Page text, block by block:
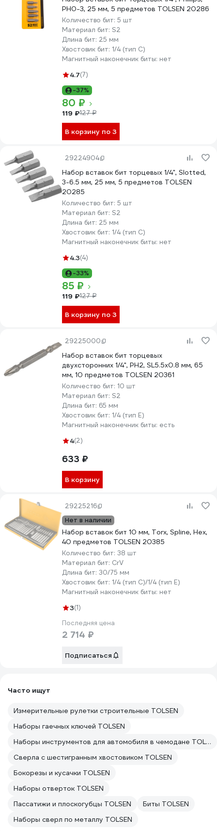
PH0-3, 25 мм, 5 предметов TOLSEN 20286
Количество бит: 5 шт
Материал бит: S2
Длина бит: 25 мм
Хвостовик бит: 1/4 (тип С)
Магнитный наконечник биты: нет
4.7(7)
-37%
80 ₽
119 ₽127 ₽
В корзину по 3
29224904
Набор вставок бит торцевых 1/4", Slotted,
3-6.5 мм, 25 мм, 5 предметов TOLSEN
20285
Количество бит: 5 шт
Материал бит: S2
Длина бит: 25 мм
Хвостовик бит: 1/4 (тип С)
Магнитный наконечник биты: нет
4.3(4)
-33%
85 ₽
119 ₽127 ₽
В корзину по 3
29225000
Набор вставок бит торцевых
двухсторонних 1/4", PH2, SL5.5x0.8 мм, 65
мм, 10 предметов TOLSEN 20361
Количество бит: 10 шт
Материал бит: S2
Длина бит: 65 мм
Хвостовик бит: 1/4 (тип Е)
Магнитный наконечник биты: есть
4(2)
633 ₽
В корзину
29225216
Нет в наличии
Набор вставок бит 10 мм, Torx, Spline, Hex,
40 предметов TOLSEN 20385
Количество бит: 38 шт
Материал бит: CrV
Длина бит: 30/75 мм
Хвостовик бит: 1/4 (тип С)/1/4 (тип Е)
Магнитный наконечник биты: нет
3(1)
Последняя цена
2 714 ₽
Подписаться
Часто ищут
Измерительные рулетки строительные TOLSEN
Наборы гаечных ключей TOLSEN
Наборы инструментов для автомобиля в чемодане TOLSEN
Сверла с шестигранным хвостовиком TOLSEN
Бокорезы и кусачки TOLSEN
Наборы отверток TOLSEN
Пассатижи и плоскогубцы TOLSEN
Биты TOLSEN
Наборы сверл по металлу TOLSEN